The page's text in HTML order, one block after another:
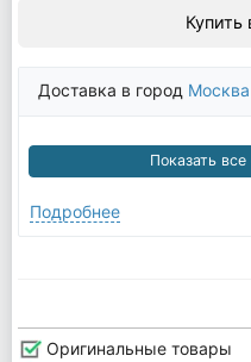
Купить
Доставка в город Москва
Показать
Подробнее
Оригинальные товары